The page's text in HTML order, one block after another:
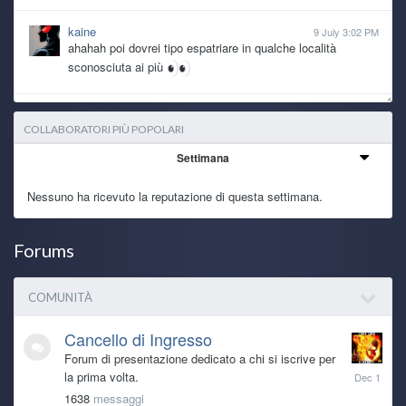
kaine 9 July 3:02 PM
ahahah poi dovrei tipo espatriare in qualche località
sconosciuta ai più
Ghost Rider Today 7:47 PM
@kaine potresti vendere qualche nipote, ti fai macchina e
TecnoNinja Today 7:24 AM
@kaine caspita... 2011! Direi che ha fatto sicuramente il
suo lavoro
kaine 7 July 6:08 PM
se non fosse per battesimi, matrimoni e pure una nuova
nipotina che arriva a fine mese, oltre ad altre spese
improvvise, da mo che mi sarei preso il pc nuovo, solo che
COLLABORATORI PIÙ POPOLARI
Settimana
Nessuno ha ricevuto la reputazione di questa settimana.
Forums
COMUNITÀ
Cancello di Ingresso
Forum di presentazione dedicato a chi si iscrive per
la prima volta.
1638 messaggi
December
1,